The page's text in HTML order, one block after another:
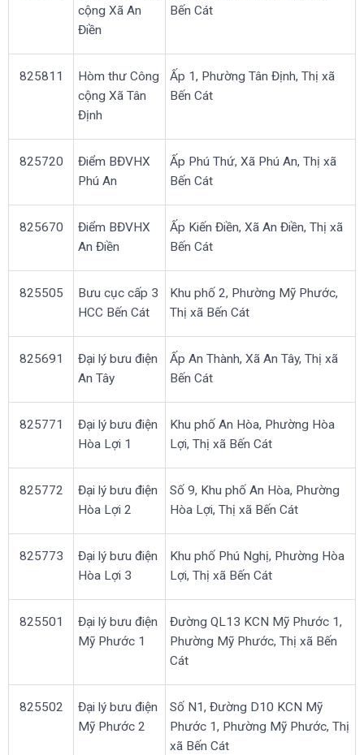
cộng Xã An
Điền
Bến Cát
825811
Hòm thư Công
cộng Xã Tân
Định
Ấp 1, Phường Tân Định, Thị xã
Bến Cát
825720
Điểm BĐVHX
Phú An
Ấp Phú Thứ, Xã Phú An, Thị xã
Bến Cát
825670
Điểm BĐVHX
An Điền
Ấp Kiến Điền, Xã An Điền, Thị xã
Bến Cát
825505
Bưu cục cấp 3
HCC Bến Cát
Khu phố 2, Phường Mỹ Phước,
Thị xã Bến Cát
825691
Đại lý bưu điện
An Tây
Ấp An Thành, Xã An Tây, Thị xã
Bến Cát
825771
Đại lý bưu điện
Hòa Lợi 1
Khu phố An Hòa, Phường Hòa
Lợi, Thị xã Bến Cát
825772
Đại lý bưu điện
Hòa Lợi 2
Số 9, Khu phố An Hòa, Phường
Hòa Lợi, Thị xã Bến Cát
825773
Đại lý bưu điện
Hòa Lợi 3
Khu phố Phú Nghị, Phường Hòa
Lợi, Thị xã Bến Cát
825501
Đại lý bưu điện
Mỹ Phước 1
Đường QL13 KCN Mỹ Phước 1,
Phường Mỹ Phước, Thị xã Bến
Cát
825502
Đại lý bưu điện
Mỹ Phước 2
Số N1, Đường D10 KCN Mỹ
Phước 1, Phường Mỹ Phước, Thị
xã Bến Cát